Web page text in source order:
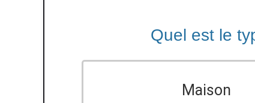
Quel est le
Maison